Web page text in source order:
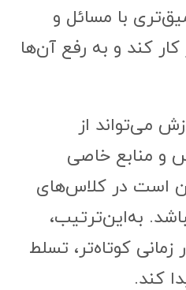
با مسائل و
کند و به رفع آن‌ها
می‌تواند از
و منابع خاصی
است در کلاس‌های
به‌این‌ترتیب،
کوتاه‌تر، تسلط
کند.